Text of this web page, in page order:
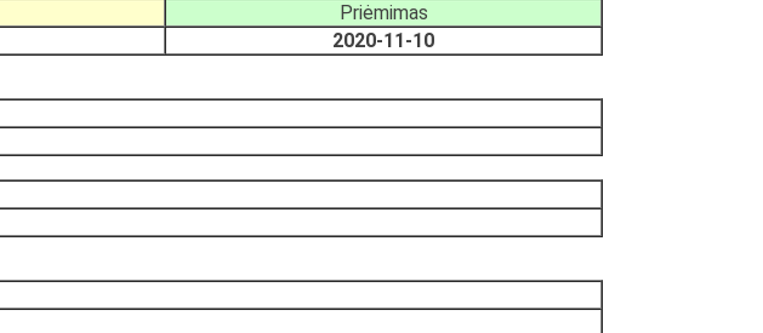
Priėmimas
2020-11-10